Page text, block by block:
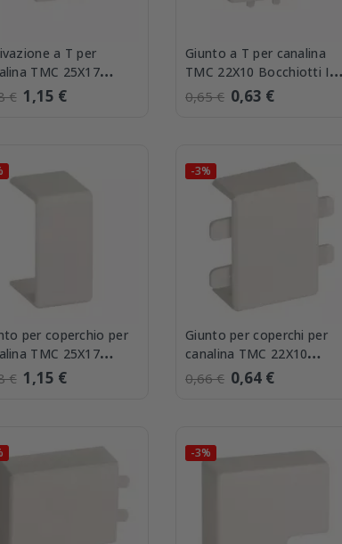
a T per
TMC 25X17
IM 25x17 W
€ 1,15 €
Giunto a T per canalina
TMC 22X10 Bocchiotti IM
22x10 W
0,65 € 0,63 €
per coperchio per
TMC 25X17
GM 25x17 W
€ 1,15 €
-3%
Giunto per coperchi per
canalina TMC 22X10
Bocchiotti GM 22x10 W
0,66 € 0,64 €
-3%